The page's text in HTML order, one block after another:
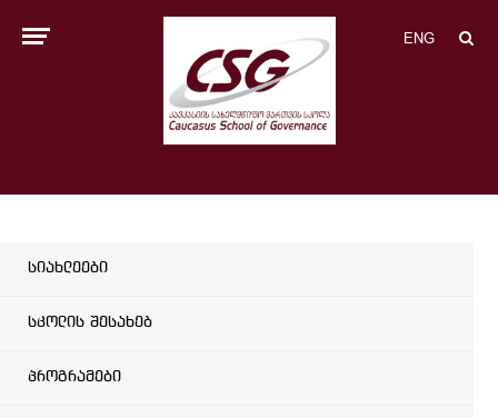
ENG
სიახლეები
სკოლის შესახებ
პროგრამები